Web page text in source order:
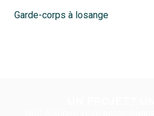
Garde-corps à losange